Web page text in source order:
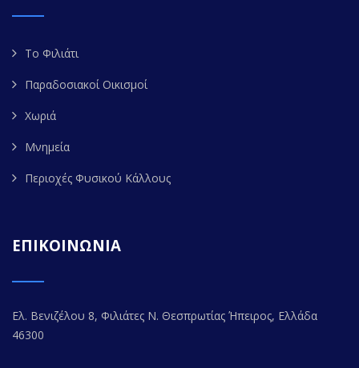
Το Φιλιάτι
Παραδοσιακοί Οικισμοί
Χωριά
Μνημεία
Περιοχές Φυσικού Κάλλους
ΕΠΙΚΟΙΝΩΝΙΑ
Ελ. Βενιζέλου 8, Φιλιάτες Ν. Θεσπρωτίας Ήπειρος, Ελλάδα
46300